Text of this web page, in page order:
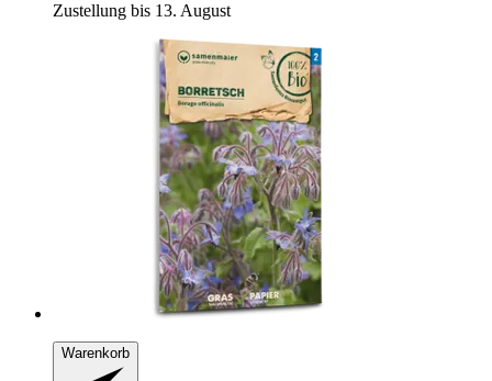
Zustellung bis 13. August
Warenkorb